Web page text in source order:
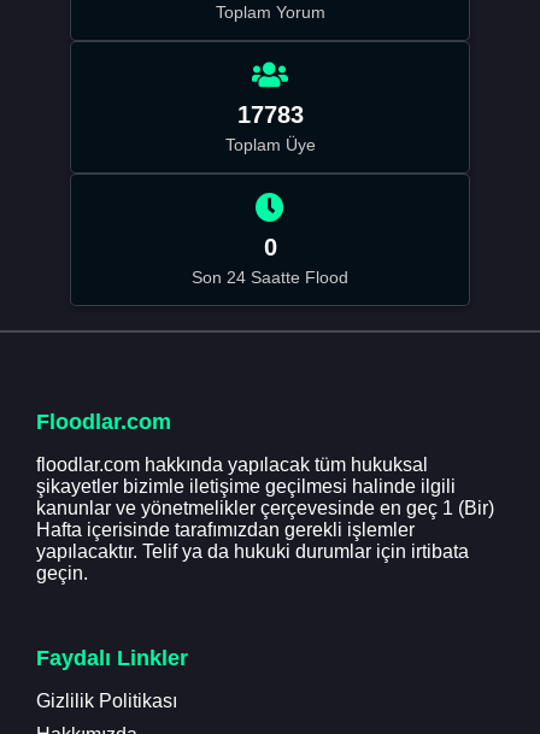
Toplam Yorum
17783
Toplam Üye
0
Son 24 Saatte Flood
Floodlar.com
floodlar.com hakkında yapılacak tüm hukuksal
şikayetler bizimle iletişime geçilmesi halinde ilgili
kanunlar ve yönetmelikler çerçevesinde en geç 1 (Bir)
Hafta içerisinde tarafımızdan gerekli işlemler
yapılacaktır. Telif ya da hukuki durumlar için irtibata
geçin.
Faydalı Linkler
Gizlilik Politikası